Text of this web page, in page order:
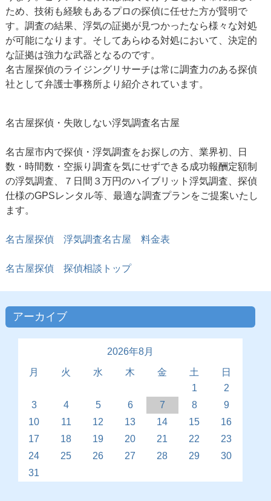
ため、技術も経験もあるプロの探偵に任せた方が賢明で
す。調査の結果、浮気の証拠が見つかったなら様々な対処
が可能になります。そしてあらゆる対処において、決定的
な証拠は強力な武器となるのです。
名古屋探偵のライジングリサーチは常に調査力のある探偵
社として弁護士事務所より紹介されています。
名古屋探偵・失敗しない浮気調査名古屋
名古屋市内で探偵・浮気調査をお探しの方、業界初、日
数・時間数・空振り調査を気にせずできる成功報酬定額制
の浮気調査、７日間３万円のハイブリット浮気調査、探偵
仕様のGPSレンタル等、最適な調査プランをご提案いたし
ます。
名古屋探偵 浮気調査名古屋 料金表
名古屋探偵 探偵相談トップ
アーカイブ
2026年8月
月
火 水 木 金 土
日
1
2
3
4 5 6 7 8
9
10
11 12 13 14 15
16
17
18 19 20 21 22
23
24
25 26 27 28 29
30
31